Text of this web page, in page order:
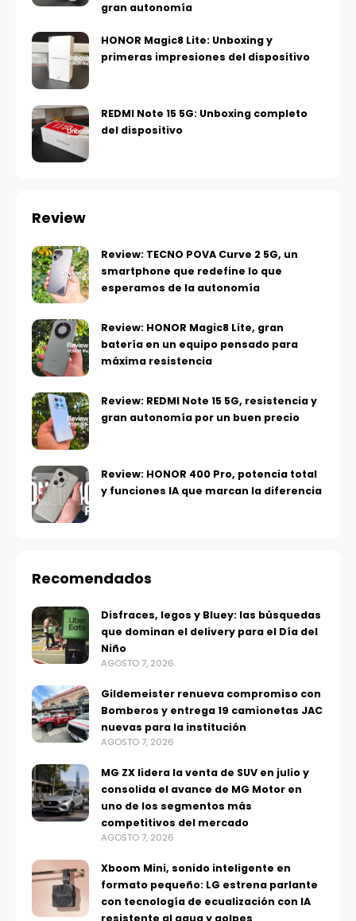
gran autonomía
HONOR Magic8 Lite: Unboxing y
primeras impresiones del dispositivo
REDMI Note 15 5G: Unboxing completo
del dispositivo
Review
Review: TECNO POVA Curve 2 5G, un
smartphone que redefine lo que
esperamos de la autonomía
Review: HONOR Magic8 Lite, gran
batería en un equipo pensado para
máxima resistencia
Review: REDMI Note 15 5G, resistencia y
gran autonomía por un buen precio
Review: HONOR 400 Pro, potencia total
y funciones IA que marcan la diferencia
Recomendados
Disfraces, legos y Bluey: las búsquedas
que dominan el delivery para el Día del
Niño
AGOSTO 7, 2026
Gildemeister renueva compromiso con
Bomberos y entrega 19 camionetas JAC
nuevas para la institución
AGOSTO 7, 2026
MG ZX lidera la venta de SUV en julio y
consolida el avance de MG Motor en
uno de los segmentos más
competitivos del mercado
AGOSTO 7, 2026
Xboom Mini, sonido inteligente en
formato pequeño: LG estrena parlante
con tecnología de ecualización con IA